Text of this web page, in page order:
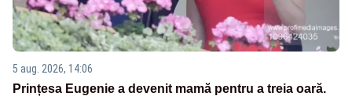
5 aug. 2026, 14:06
Prințesa Eugenie a devenit mamă pentru a treia oară.